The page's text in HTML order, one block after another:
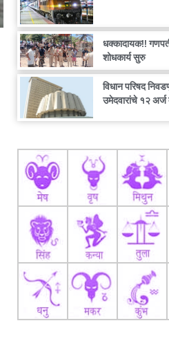
धक्कादायक!!
शोधकार्य सुरु
विधान परिषद
उमेदवारांचे १२